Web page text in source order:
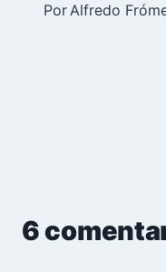
PorAlfredo
6